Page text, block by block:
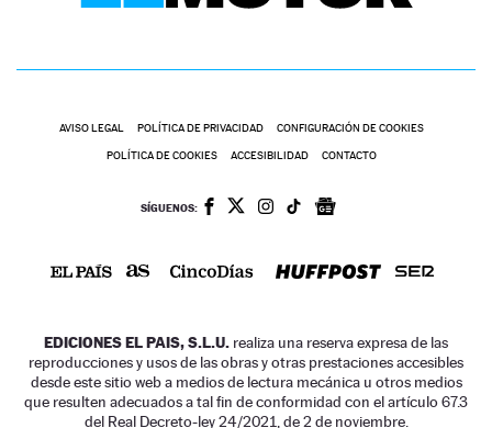
AVISO LEGAL POLÍTICA DE PRIVACIDAD CONFIGURACIÓN DE COOKIES
POLÍTICA DE COOKIES ACCESIBILIDAD CONTACTO
SÍGUENOS:
EDICIONES EL PAIS, S.L.U. realiza una reserva expresa de las
reproducciones y usos de las obras y otras prestaciones accesibles
desde este sitio web a medios de lectura mecánica u otros medios
que resulten adecuados a tal fin de conformidad con el artículo 67.3
del Real Decreto-ley 24/2021, de 2 de noviembre.